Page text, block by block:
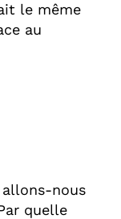
le même
au
allons-nous
quelle